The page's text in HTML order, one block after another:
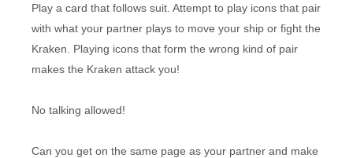
Play a card that follows suit. Attempt to play icons that pair
with what your partner plays to move your ship or fight the
Kraken. Playing icons that form the wrong kind of pair
makes the Kraken attack you!
No talking allowed!
Can you get on the same page as your partner and make